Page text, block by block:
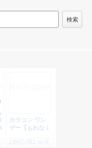
検索